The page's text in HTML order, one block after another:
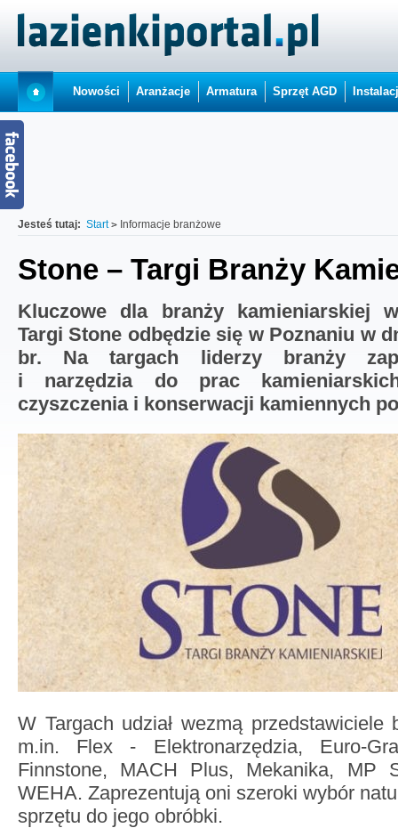
Nowości Aranżacje Armatura Sprzęt AGD
Jesteś tutaj: Start Informacje branżowe
Stone – Targi Branży
Kluczowe dla branży kamieniarskiej
Targi Stone odbędzie się w Poznaniu w
br. Na targach liderzy branży
i narzędzia do prac
czyszczenia i konserwacji kamiennych
W Targach udział wezmą przedstawiciele
m.in. Flex - Elektronarzędzia, Euro-
Finnstone, MACH Plus, Mekanika, MP
WEHA. Zaprezentują oni szeroki wybór
sprzętu do jego obróbki.